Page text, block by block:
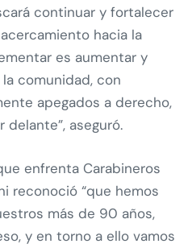
continuar y fortalecer
hacia la
es aumentar y
comunidad, con
apegados a derecho,
aseguró.
enfrenta Carabineros
reconoció “que hemos
más de 90 años,
y en torno a ello vamos